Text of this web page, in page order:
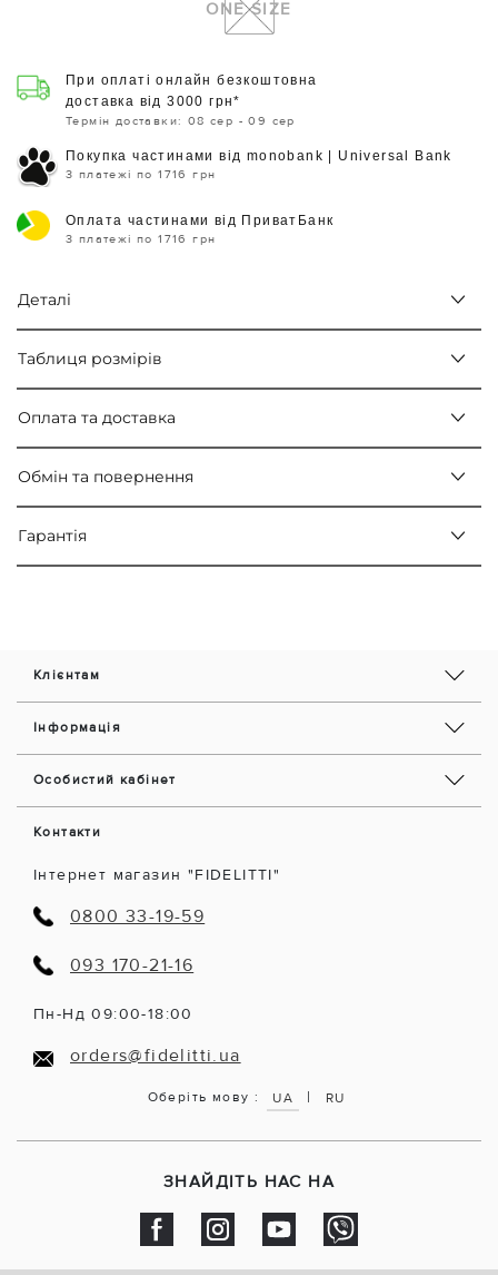
ONE SIZE
При оплаті онлайн безкоштовна
доставка від 3000 грн*
Термін доставки: 08 сер - 09 сер
Покупка частинами від monobank | Universal Bank
3 платежі по 1716 грн
Оплата частинами від ПриватБанк
3 платежі по 1716 грн
Деталі
Таблиця розмірів
Оплата та доставка
Обмін та повернення
Гарантія
Клієнтам
Інформація
Особистий кабінет
Контакти
Інтернет магазин "FIDELITTI"
0800 33-19-59
093 170-21-16
Пн-Нд 09:00-18:00
orders@fidelitti.ua
Оберіть мову : UA | RU
ЗНАЙДІТЬ НАС НА